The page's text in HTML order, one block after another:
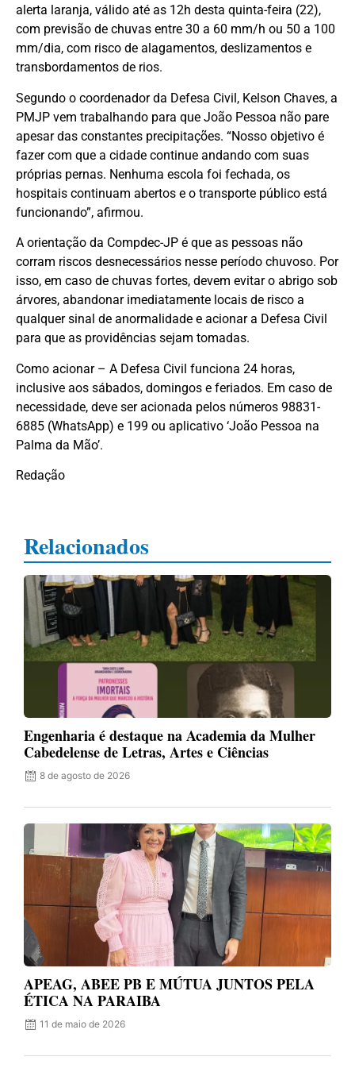
alerta laranja, válido até as 12h desta quinta-feira (22),
com previsão de chuvas entre 30 a 60 mm/h ou 50 a 100
mm/dia, com risco de alagamentos, deslizamentos e
transbordamentos de rios.
Segundo o coordenador da Defesa Civil, Kelson Chaves, a
PMJP vem trabalhando para que João Pessoa não pare
apesar das constantes precipitações. “Nosso objetivo é
fazer com que a cidade continue andando com suas
próprias pernas. Nenhuma escola foi fechada, os
hospitais continuam abertos e o transporte público está
funcionando”, afirmou.
A orientação da Compdec-JP é que as pessoas não
corram riscos desnecessários nesse período chuvoso. Por
isso, em caso de chuvas fortes, devem evitar o abrigo sob
árvores, abandonar imediatamente locais de risco a
qualquer sinal de anormalidade e acionar a Defesa Civil
para que as providências sejam tomadas.
Como acionar – A Defesa Civil funciona 24 horas,
inclusive aos sábados, domingos e feriados. Em caso de
necessidade, deve ser acionada pelos números 98831-
6885 (WhatsApp) e 199 ou aplicativo ‘João Pessoa na
Palma da Mão’.
Redação
Relacionados
Engenharia é destaque na Academia da Mulher
Cabedelense de Letras, Artes e Ciências
8 de agosto de 2026
APEAG, ABEE PB E MÚTUA JUNTOS PELA
ÉTICA NA PARAIBA
11 de maio de 2026